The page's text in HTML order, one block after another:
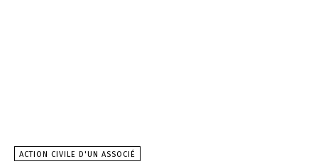
ACTION CIVILE D'UN ASSOCIÉ